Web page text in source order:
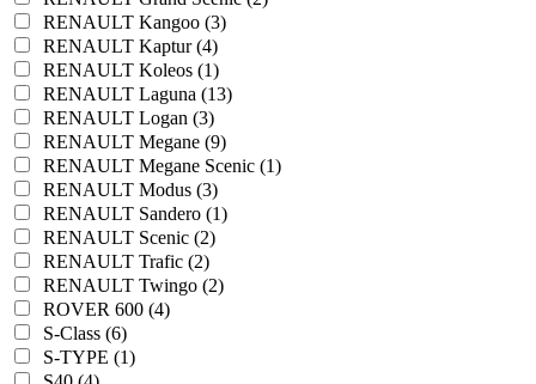
RENAULT Kangoo (3)
RENAULT Kaptur (4)
RENAULT Koleos (1)
RENAULT Laguna (13)
RENAULT Logan (3)
RENAULT Megane (9)
RENAULT Megane Scenic (1)
RENAULT Modus (3)
RENAULT Sandero (1)
RENAULT Scenic (2)
RENAULT Trafic (2)
RENAULT Twingo (2)
ROVER 600 (4)
S-Class (6)
S-TYPE (1)